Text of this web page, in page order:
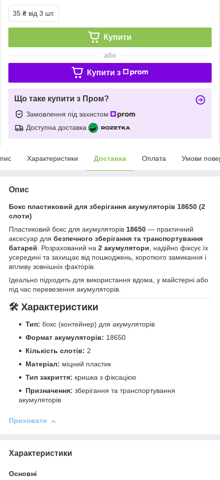
35 ₴ від 3 шт.
Купити
або
Купити з
Що таке купити з Пром?
Замовлення під захистом
Доступна доставка
Характеристики Доставка Оплата Умови
Опис
Бокс пластиковий для зберігання акумуляторів 18650 (2
слоти)
Пластиковий бокс для акумуляторів 18650 — практичний
аксесуар для безпечного зберігання та транспортування
батарей . Розрахований на 2 акумулятори , надійно фіксує їх
усередині та захищає від пошкоджень, короткого замикання і
впливу зовнішніх факторів.
Ідеально підходить для використання вдома, у майстерні або
під час перевезення акумуляторів.
🛠️ Характеристики
Тип: бокс (контейнер) для акумуляторів
Формат акумуляторів: 18650
Кількість слотів: 2
Матеріал: міцний пластик
Тип закриття: кришка з фіксацією
Призначення: зберігання та транспортування
акумуляторів
Приховати
Характеристики
Основні